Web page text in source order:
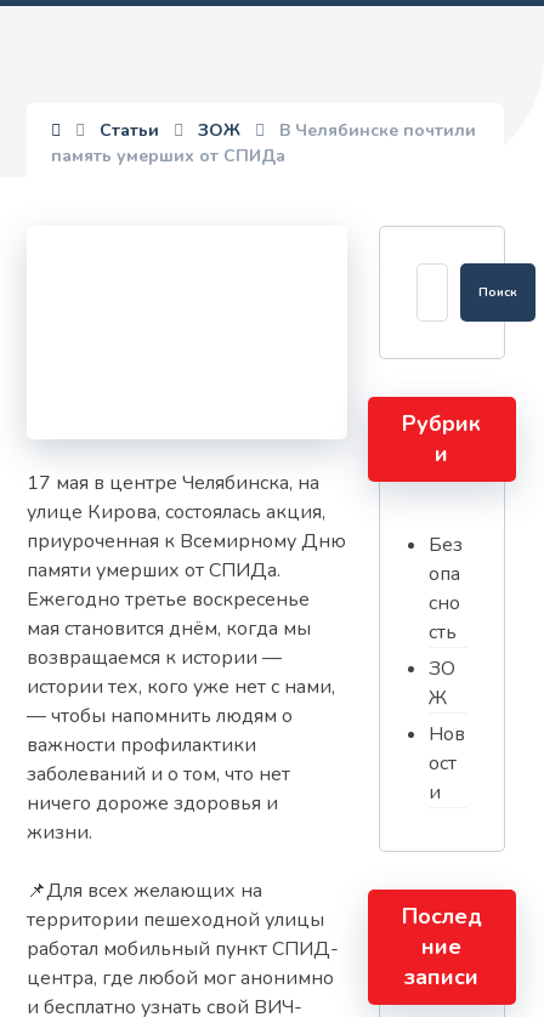
Статьи ЗОЖ
В Челябинске почтили
память умерших от СПИДа
17 мая в центре Челябинска, на
улице Кирова, состоялась акция,
приуроченная к Всемирному Дню
памяти умерших от СПИДа.
Ежегодно третье воскресенье
мая становится днём, когда мы
возвращаемся к истории —
истории тех, кого уже нет с нами,
— чтобы напомнить людям о
важности профилактики
заболеваний и о том, что нет
ничего дороже здоровья и
жизни.
📌Для всех желающих на
территории пешеходной улицы
работал мобильный пункт СПИД-
центра, где любой мог анонимно
и бесплатно узнать свой ВИЧ-
Рубрик
и
Без
опа
сно
сть
ЗО
Ж
Нов
ост
и
Послед
ние
записи